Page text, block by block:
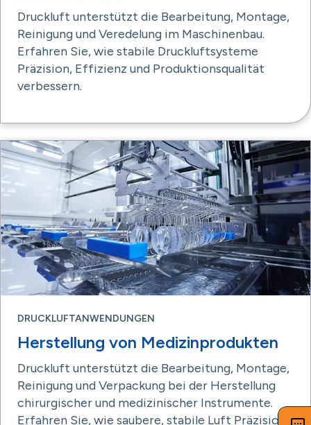
Druckluft unterstützt die Bearbeitung, Montage,
Reinigung und Veredelung im Maschinenbau.
Erfahren Sie, wie stabile Druckluftsysteme
Präzision, Effizienz und Produktionsqualität
verbessern.
DRUCKLUFTANWENDUNGEN
Herstellung von Medizinprodukten
Druckluft unterstützt die Bearbeitung, Montage,
Reinigung und Verpackung bei der Herstellung
chirurgischer und medizinischer Instrumente.
Erfahren Sie, wie saubere, stabile Luft Präzision